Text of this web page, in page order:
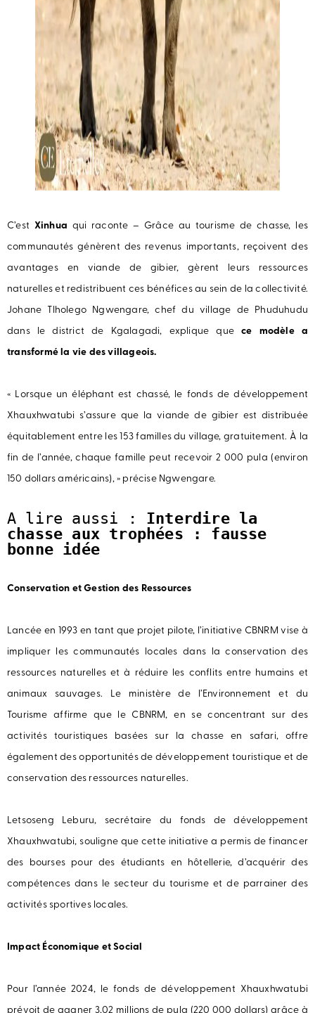
C’est Xinhua qui raconte – Grâce au tourisme de chasse, les
communautés génèrent des revenus importants, reçoivent des
avantages en viande de gibier, gèrent leurs ressources
naturelles et redistribuent ces bénéfices au sein de la collectivité.
Johane Tlholego Ngwengare, chef du village de Phuduhudu
dans le district de Kgalagadi, explique quece modèle a
transformé la vie des villageois.
« Lorsque un éléphant est chassé, le fonds de développement
Xhauxhwatubi s’assure que la viande de gibier est distribuée
équitablement entre les 153 familles du village, gratuitement. À la
fin de l’année, chaque famille peut recevoir 2 000 pula (environ
150 dollars américains), » précise Ngwengare.
A lire aussi : Interdire la
chasse aux trophées : fausse
bonne idée
Conservation et Gestion des Ressources
Lancée en 1993 en tant que projet pilote, l’initiative CBNRM vise à
impliquer les communautés locales dans la conservation des
ressources naturelles et à réduire les conflits entre humains et
animaux sauvages. Le ministère de l’Environnement et du
Tourisme affirme que le CBNRM, en se concentrant sur des
activités touristiques basées sur la chasse en safari, offre
également des opportunités de développement touristique et de
conservation des ressources naturelles.
Letsoseng Leburu, secrétaire du fonds de développement
Xhauxhwatubi, souligne que cette initiative a permis de financer
des bourses pour des étudiants en hôtellerie, d’acquérir des
compétences dans le secteur du tourisme et de parrainer des
activités sportives locales.
Impact Économique et Social
Pour l’année 2024, le fonds de développement Xhauxhwatubi
prévoit de gagner 3,02 millions de pula (220 000 dollars) grâce à